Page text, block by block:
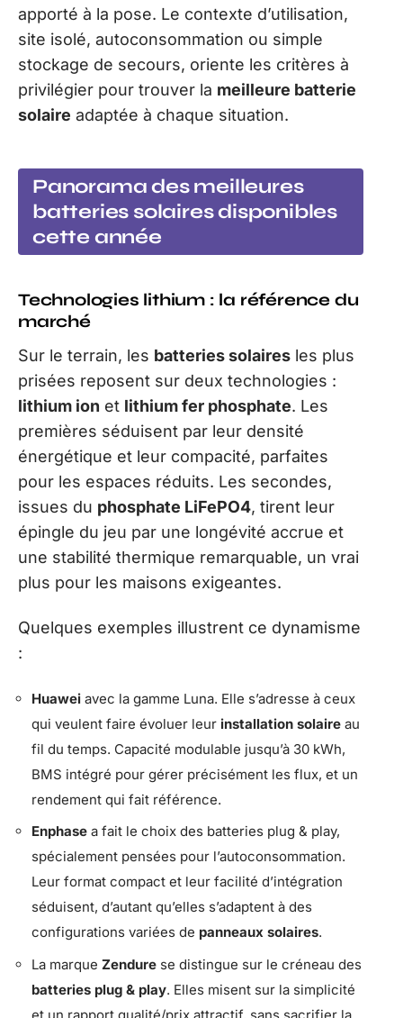
apporté à la pose. Le contexte d’utilisation,
site isolé, autoconsommation ou simple
stockage de secours, oriente les critères à
privilégier pour trouver la meilleure batterie
solaire adaptée à chaque situation.
Panorama des meilleures
batteries solaires disponibles
cette année
Technologies lithium : la référence du
marché
Sur le terrain, les batteries solaires les plus
prisées reposent sur deux technologies :
lithium ion et lithium fer phosphate. Les
premières séduisent par leur densité
énergétique et leur compacité, parfaites
pour les espaces réduits. Les secondes,
issues du phosphate LiFePO4, tirent leur
épingle du jeu par une longévité accrue et
une stabilité thermique remarquable, un vrai
plus pour les maisons exigeantes.
Quelques exemples illustrent ce dynamisme
:
Huawei avec la gamme Luna. Elle s’adresse à ceux
qui veulent faire évoluer leur installation solaire au
fil du temps. Capacité modulable jusqu’à 30 kWh,
BMS intégré pour gérer précisément les flux, et un
rendement qui fait référence.
Enphase a fait le choix des batteries plug & play,
spécialement pensées pour l’autoconsommation.
Leur format compact et leur facilité d’intégration
séduisent, d’autant qu’elles s’adaptent à des
configurations variées de panneaux solaires.
La marque Zendure se distingue sur le créneau des
batteries plug & play. Elles misent sur la simplicité